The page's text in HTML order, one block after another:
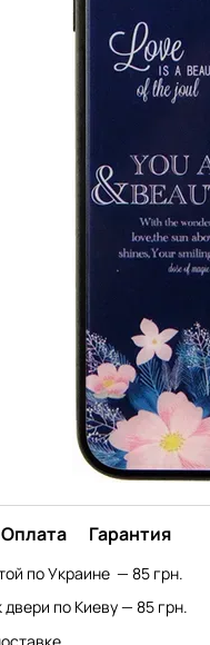
Оплата Гарантия
по Украине — 85 грн.
двери по Киеву — 85 грн.